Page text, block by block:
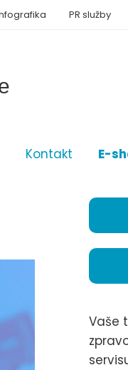
Kontakt E-
PR služby
Vaše